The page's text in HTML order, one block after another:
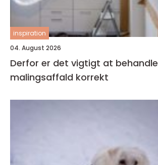
inspiration
04. August 2026
Derfor er det vigtigt at behandle
malingsaffald korrekt